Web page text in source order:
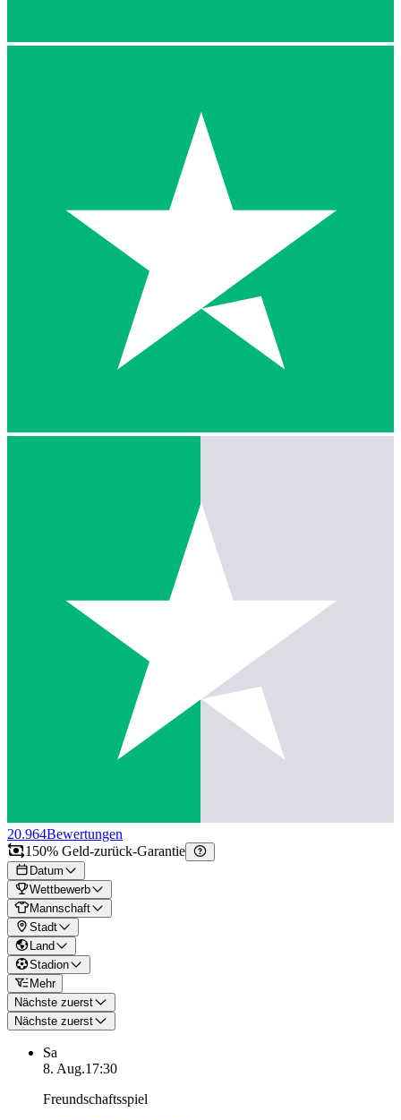
20.964Bewertungen
150% Geld-zurück-Garantie
Datum
Wettbewerb
Mannschaft
Stadt
Land
Stadion
Mehr
Nächste zuerst
Nächste zuerst
Sa
8. Aug.17:30
Freundschaftsspiel